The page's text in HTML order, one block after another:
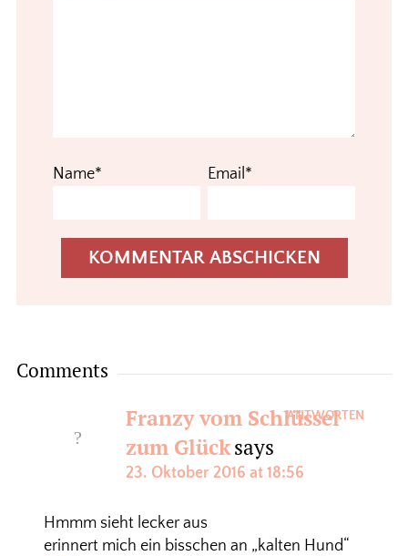
Name* Email*
Comments
Franzy vom Schlüssel
zum Glücksays
23. Oktober 2016 at 18:56
Hmmm sieht lecker aus
erinnert mich ein bisschen an „kalten Hund“
ANTWORTEN